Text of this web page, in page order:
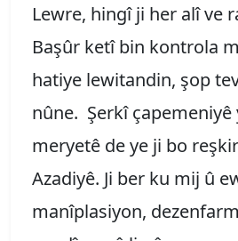
Lewre, hingî ji her alî ve
Başûr ketî bin kontrola
hatiye lewitandin, şop
nûne. Şerkî çapemeniyê
meryetê de ye ji bo
Azadiyê. Ji ber ku mij û
manîplasiyon,